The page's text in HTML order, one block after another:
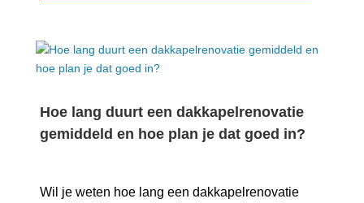
Hoe lang duurt een dakkapelrenovatie
gemiddeld en hoe plan je dat goed in?
Wil je weten hoe lang een dakkapelrenovatie